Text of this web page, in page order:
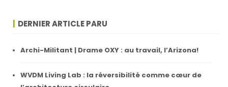
DERNIER ARTICLE PARU
Archi-Militant | Drame OXY : au travail, l’Arizona!
WVDM Living Lab : la réversibilité comme cœur de